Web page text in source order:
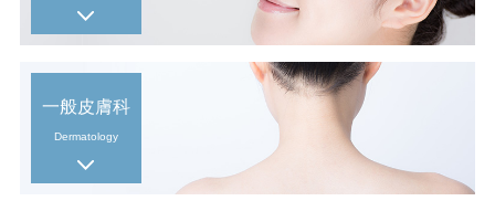
一般皮膚科
Dermatology